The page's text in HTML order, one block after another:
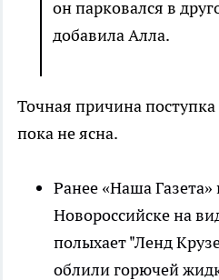
он парковался в
добавила Алла.
Точная причина
пока не ясна.
Ранее «Наша Газета»
Новороссийске на
полыхает "Ленд
облили горючей